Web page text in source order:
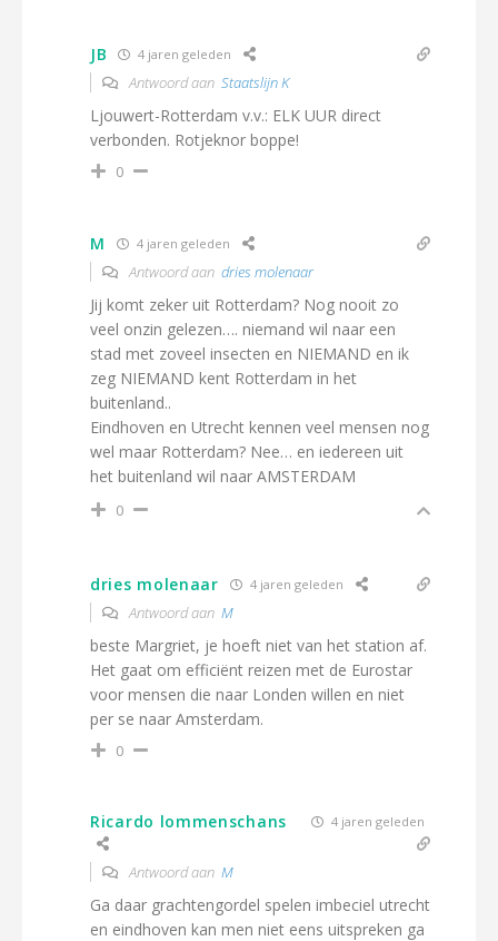
JB 4 jaren geleden
Antwoord aan Staatslijn K
Ljouwert-Rotterdam v.v.: ELK UUR direct
verbonden. Rotjeknor boppe!
0
M 4 jaren geleden
Antwoord aan dries molenaar
Jij komt zeker uit Rotterdam? Nog nooit zo
veel onzin gelezen…. niemand wil naar een
stad met zoveel insecten en NIEMAND en ik
zeg NIEMAND kent Rotterdam in het
buitenland..
Eindhoven en Utrecht kennen veel mensen nog
wel maar Rotterdam? Nee… en iedereen uit
het buitenland wil naar AMSTERDAM
0
dries molenaar 4 jaren geleden
Antwoord aan M
beste Margriet, je hoeft niet van het station af.
Het gaat om efficiënt reizen met de Eurostar
voor mensen die naar Londen willen en niet
per se naar Amsterdam.
0
Ricardo lommenschans 4 jaren geleden
Antwoord aan M
Ga daar grachtengordel spelen imbeciel utrecht
en eindhoven kan men niet eens uitspreken ga